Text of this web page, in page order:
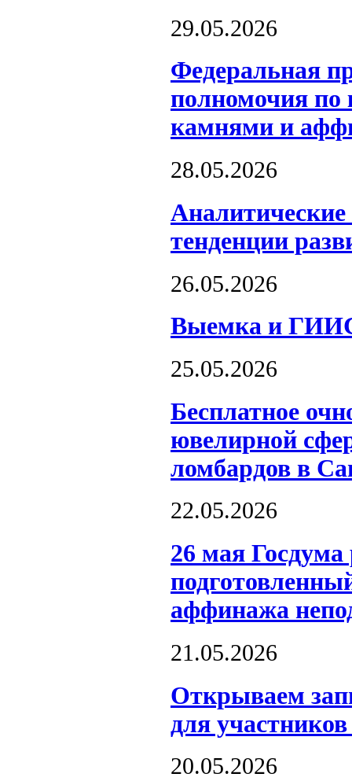
29.05.2026
Федеральная
полномочия по
камнями и
28.05.2026
тенденции
26.05.2026
Выемка и
25.05.2026
Бесплатное
ювелирной
ломбардов в
22.05.2026
26 мая
аффинажа
21.05.2026
Открываем
для
20.05.2026